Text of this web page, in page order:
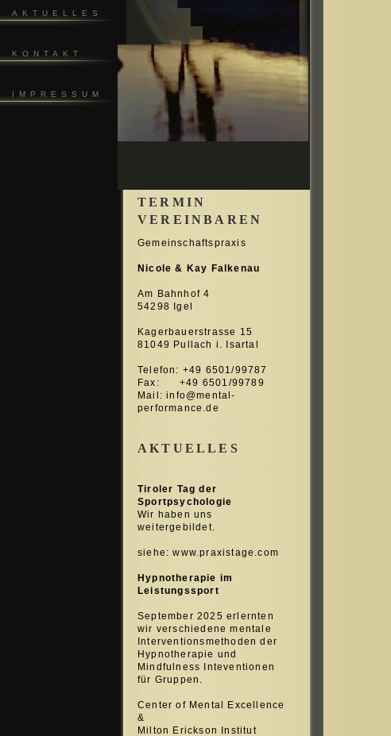
AKTUELLES
KONTAKT
IMPRESSUM
TERMIN
VEREINBAREN
Gemeinschaftspraxis
Nicole & Kay Falkenau
Am Bahnhof 4
54298 Igel
Kagerbauerstrasse 15
81049 Pullach i. Isartal
Telefon: +49 6501/99787
Fax: +49 6501/99789
Mail:info@mental-
performance.de
AKTUELLES
Tiroler Tag der
Sportpsychologie
Wir haben uns
weitergebildet.
siehe: www.praxistage.com
Hypnotherapie im
Leistungssport
September 2025 erlernten
wir verschiedene mentale
Interventionsmethoden der
Hypnotherapie und
Mindfulness Inteventionen
für Gruppen.
Center of Mental Excellence
&
Milton Erickson Institut